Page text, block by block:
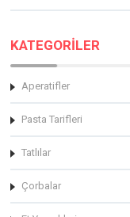
KATEGORİLER
Aperatifler
Pasta Tarifleri
Tatlılar
Çorbalar